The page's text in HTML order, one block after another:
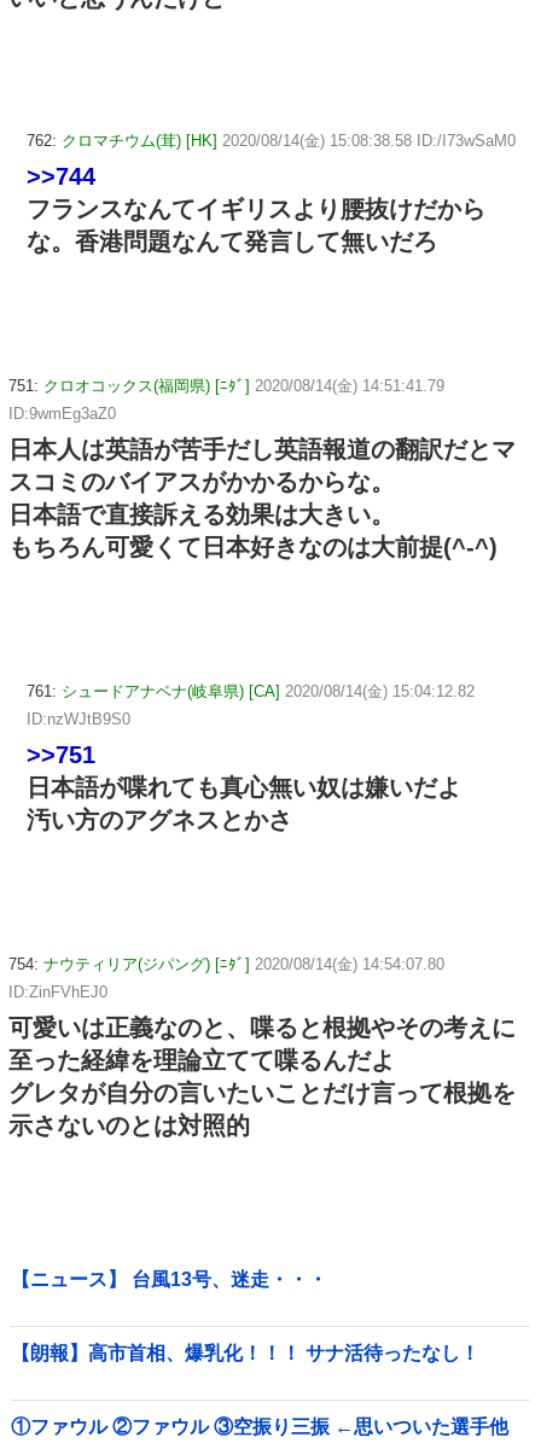
762: クロマチウム(茸) [HK] 2020/08/14(金) 15:08:38.58 ID:/I73wSaM0
>>744
フランスなんてイギリスより腰抜けだから
な。香港問題なんて発言して無いだろ
751: クロオコックス(福岡県) [ﾆﾀﾞ] 2020/08/14(金) 14:51:41.79
ID:9wmEg3aZ0
日本人は英語が苦手だし英語報道の翻訳だとマ
スコミのバイアスがかかるからな。
日本語で直接訴える効果は大きい。
もちろん可愛くて日本好きなのは大前提(^-^)
761: シュードアナベナ(岐阜県) [CA] 2020/08/14(金) 15:04:12.82
ID:nzWJtB9S0
>>751
日本語が喋れても真心無い奴は嫌いだよ
汚い方のアグネスとかさ
754: ナウティリア(ジパング) [ﾆﾀﾞ] 2020/08/14(金) 14:54:07.80
ID:ZinFVhEJ0
可愛いは正義なのと、喋ると根拠やその考えに
至った経緯を理論立てて喋るんだよ
グレタが自分の言いたいことだけ言って根拠を
示さないのとは対照的
【ニュース】 台風13号、迷走・・・
【朗報】高市首相、爆乳化！！！ サナ活待ったなし！
①ファウル ②ファウル ③空振り三振 ←思いついた選手他